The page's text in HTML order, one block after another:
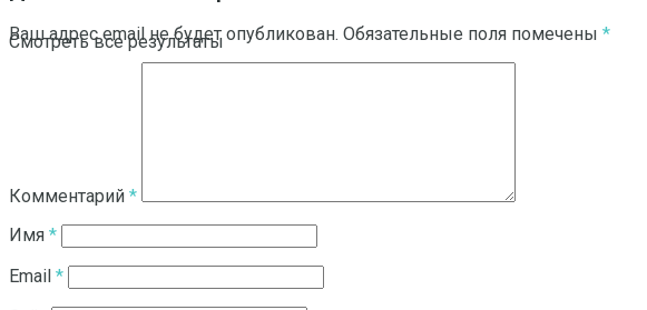
Смотреть все результаты
Ваш адрес email не будет опубликован. Обязательные поля помечены *
Комментарий *
Имя *
Email *